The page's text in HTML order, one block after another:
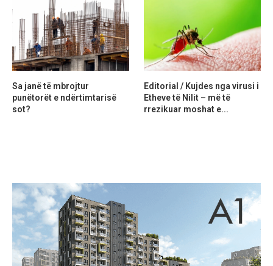
Sa janë të mbrojtur
punëtorët e ndërtimtarisë
sot?
Editorial / Kujdes nga virusi i
Etheve të Nilit – më të
rrezikuar moshat e...